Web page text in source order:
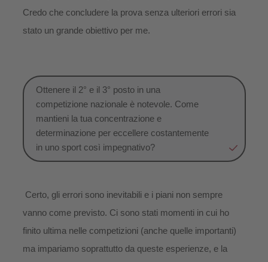
Credo che concludere la prova senza ulteriori errori sia
stato un grande obiettivo per me.
Ottenere il 2° e il 3° posto in una
competizione nazionale è notevole. Come
mantieni la tua concentrazione e
determinazione per eccellere costantemente
in uno sport così impegnativo?
Certo, gli errori sono inevitabili e i piani non sempre
vanno come previsto. Ci sono stati momenti in cui ho
finito ultima nelle competizioni (anche quelle importanti)
ma impariamo soprattutto da queste esperienze, e la